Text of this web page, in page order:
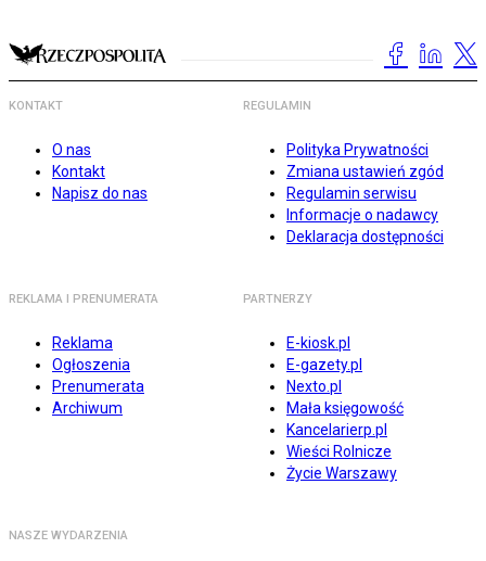
KONTAKT
O nas
Kontakt
Napisz do nas
REGULAMIN
Polityka Prywatności
Zmiana ustawień zgód
Regulamin serwisu
Informacje o nadawcy
Deklaracja dostępności
REKLAMA I PRENUMERATA
Reklama
Ogłoszenia
Prenumerata
Archiwum
PARTNERZY
E-kiosk.pl
E-gazety.pl
Nexto.pl
Mała księgowość
Kancelarierp.pl
Wieści Rolnicze
Życie Warszawy
NASZE WYDARZENIA